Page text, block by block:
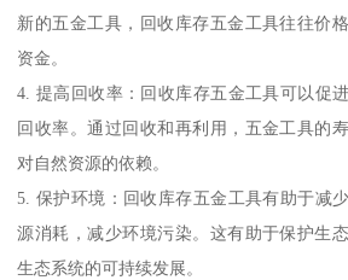
新的五金工具，回收库存五金工具往往价
资金。
4. 提高回收率：回收库存五金工具可以促
回收率。通过回收和再利用，五金工具的
对自然资源的依赖。
5. 保护环境：回收库存五金工具有助于减
源消耗，减少环境污染。这有助于保护生
生态系统的可持续发展。